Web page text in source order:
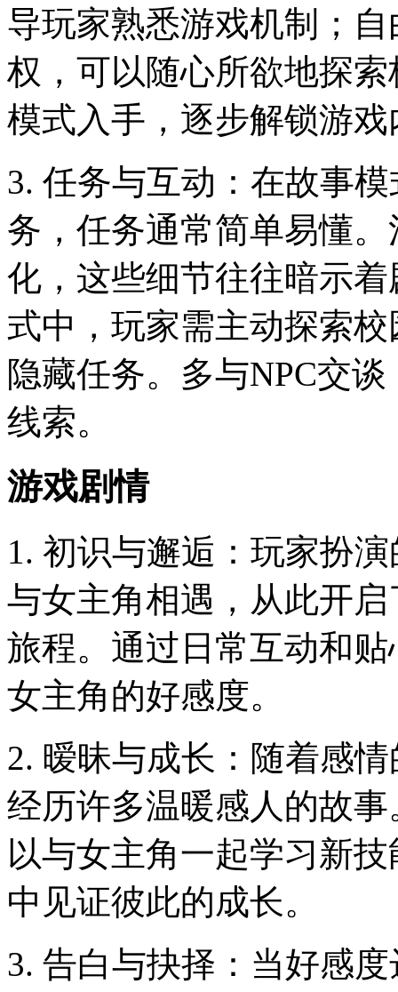
导玩家熟悉游戏机制；
权，可以随心所欲地探
模式入手，逐步解锁游戏
3. 任务与互动：在故事
务，任务通常简单易懂
化，这些细节往往暗示
式中，玩家需主动探索
隐藏任务。多与NPC交
线索。
游戏剧情
1. 初识与邂逅：玩家扮
与女主角相遇，从此开
旅程。通过日常互动和
女主角的好感度。
2. 暧昧与成长：随着感
经历许多温暖感人的故
以与女主角一起学习新
中见证彼此的成长。
3. 告白与抉择：当好感